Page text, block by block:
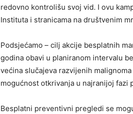
redovno kontrolišu svoj vid. I ovu
Instituta i stranicama na društvenim
Podsjećamo – cilj akcije besplatnih
godina obavi u planiranom intervalu
većina slučajeva razvijenih
mogućnost otkrivanja u najranijoj
Besplatni preventivni pregledi se